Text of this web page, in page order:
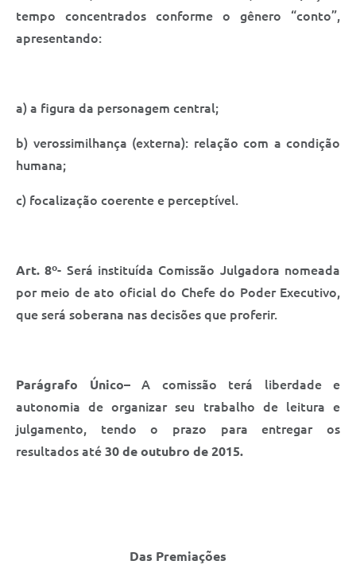
tempo concentrados conforme o gênero “conto”,
apresentando:
a) a figura da personagem central;
b) verossimilhança (externa): relação com a condição
humana;
c) focalização coerente e perceptível.
Art. 8º- Será instituída Comissão Julgadora nomeada
por meio de ato oficial do Chefe do Poder Executivo,
que será soberana nas decisões que proferir.
Parágrafo Único– A comissão terá liberdade e
autonomia de organizar seu trabalho de leitura e
julgamento, tendo o prazo para entregar os
resultados até 30 de outubro de 2015.
Das Premiações